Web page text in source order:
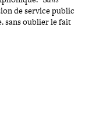
de service public
sans oublier le fait